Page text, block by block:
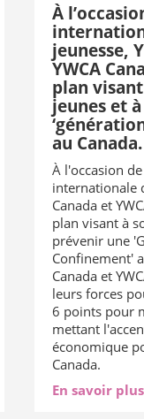
À
jeunesse,
YWCA
plan
jeunes et
au Canada.
À l'occasion
internationale
Canada et
plan visant à
prévenir une
Confinement'
Canada et
leurs forces
6 points pour
mettant
économique
Canada.
En savoir plus